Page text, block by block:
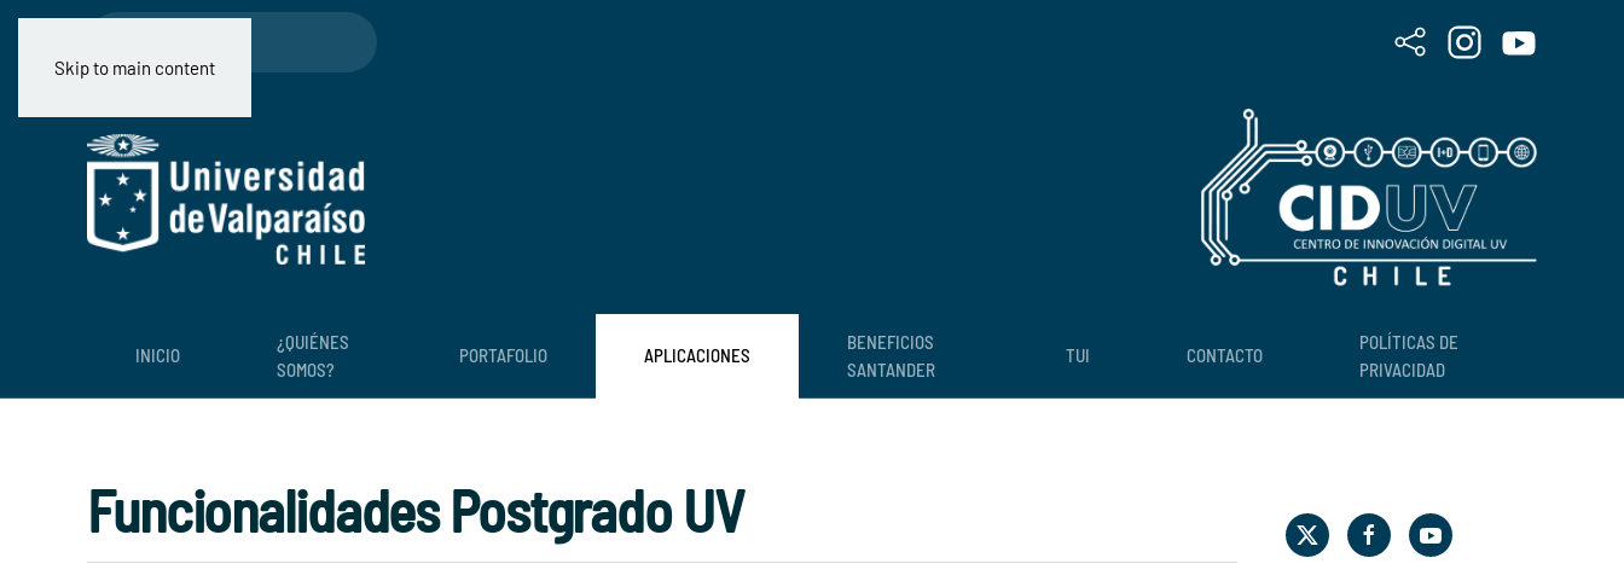
Skip to main content
INICIO
¿QUIÉNES
SOMOS?
PORTAFOLIO APLICACIONES
BENEFICIOS
SANTANDER
TUI CONTACTO
POLÍTICAS DE
PRIVACIDAD
Funcionalidades Postgrado UV